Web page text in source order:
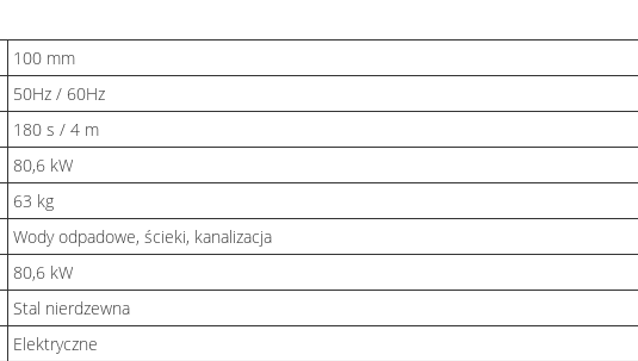
100 mm
50Hz / 60Hz
180 s / 4 m
80,6 kW
63 kg
Wody odpadowe, ścieki, kanalizacja
80,6 kW
Stal nierdzewna
Elektryczne